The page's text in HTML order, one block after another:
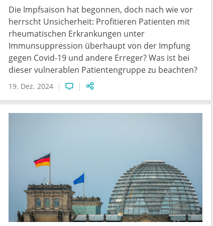
Die Impfsaison hat begonnen, doch nach wie vor
herrscht Unsicherheit: Profitieren Patienten mit
rheumatischen Erkrankungen unter
Immunsuppression überhaupt von der Impfung
gegen Covid-19 und andere Erreger? Was ist bei
dieser vulnerablen Patientengruppe zu beachten?
19. Dez. 2024